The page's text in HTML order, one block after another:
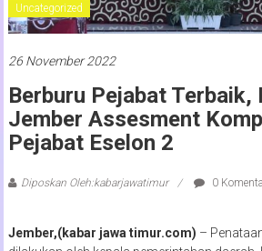
Uncategorized
26 November 2022
Berburu Pejabat Terbaik,
Jember Assesment
Pejabat Eselon 2
Diposkan Oleh:kabarjawatimur 0
Jember,(kabar jawa timur.com) –